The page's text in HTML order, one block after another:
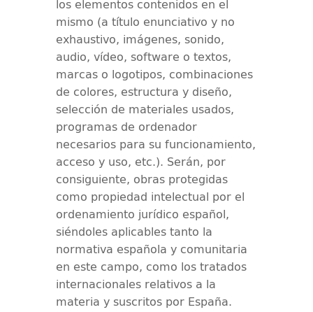
los elementos contenidos en el
mismo (a título enunciativo y no
exhaustivo, imágenes, sonido,
audio, vídeo, software o textos,
marcas o logotipos, combinaciones
de colores, estructura y diseño,
selección de materiales usados,
programas de ordenador
necesarios para su funcionamiento,
acceso y uso, etc.). Serán, por
consiguiente, obras protegidas
como propiedad intelectual por el
ordenamiento jurídico español,
siéndoles aplicables tanto la
normativa española y comunitaria
en este campo, como los tratados
internacionales relativos a la
materia y suscritos por España.